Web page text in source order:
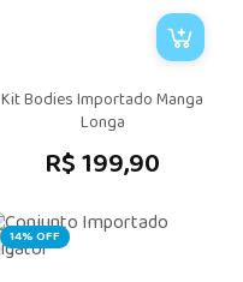
Kit Bodies Importado Manga
Longa
R$ 199,90
14% OFF